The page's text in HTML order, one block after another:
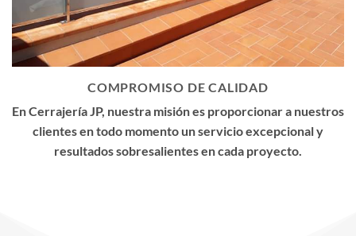
COMPROMISO DE CALIDAD
En Cerrajería JP, nuestra misión es proporcionar a nuestros
clientes en todo momento un servicio excepcional y
resultados sobresalientes en cada proyecto.